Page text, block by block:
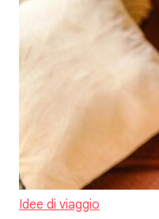
Idee di viaggio